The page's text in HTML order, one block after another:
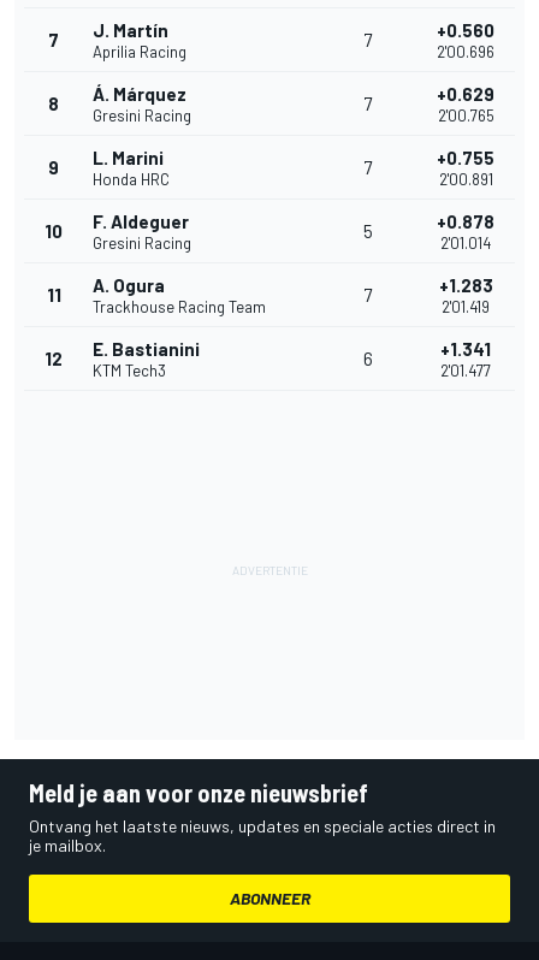
7 J. Martín
Aprilia Racing
7 +0.560
2'00.696
8 Á. Márquez
Gresini Racing
7 +0.629
2'00.765
9 L. Marini
Honda HRC
7 +0.755
2'00.891
10 F. Aldeguer
Gresini Racing
5 +0.878
2'01.014
11 A. Ogura
Trackhouse Racing Team
7 +1.283
2'01.419
12 E. Bastianini
KTM Tech3
6 +1.341
2'01.477
Meld je aan voor onze nieuwsbrief
Ontvang het laatste nieuws, updates en speciale acties direct in
je mailbox.
ABONNEER